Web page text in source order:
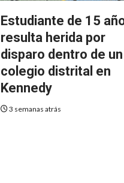
Estudiante de 15
resulta herida por
disparo dentro de un
colegio distrital en
Kennedy
3 semanas atrás